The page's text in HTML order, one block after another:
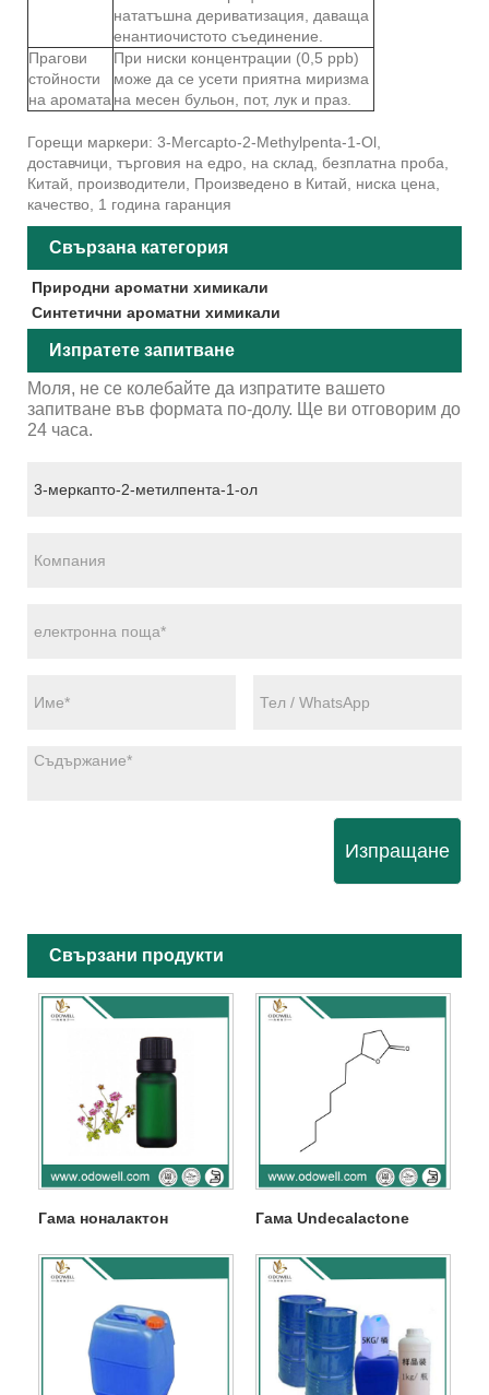
нататъшна дериватизация, даваща
енантиочистото съединение.
Прагови
стойности
на аромата
При ниски концентрации (0,5 ppb)
може да се усети приятна миризма
на месен бульон, пот, лук и праз.
Горещи маркери: 3-Mercapto-2-Methylpenta-1-Ol,
доставчици, търговия на едро, на склад, безплатна проба,
Китай, производители, Произведено в Китай, ниска цена,
качество, 1 година гаранция
Свързана категория
Природни ароматни химикали
Синтетични ароматни химикали
Изпратете запитване
Моля, не се колебайте да изпратите вашето
запитване във формата по-долу. Ще ви отговорим до
24 часа.
Изпращане
Свързани продукти
Гама ноналактон Гама Undecalactone